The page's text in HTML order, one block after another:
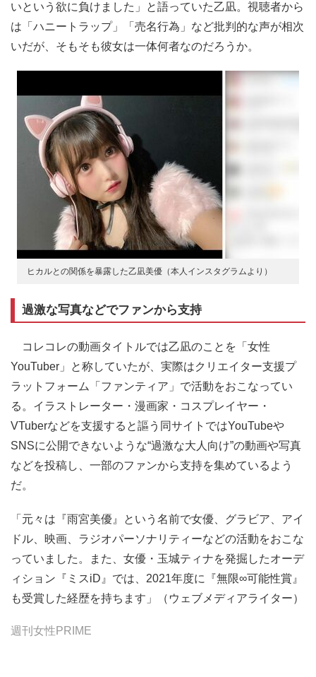
いという欲に負けました」と語っていた乙凪。視聴者から
は「ハニートラップ」「売名行為」など批判的な声が相次
いだが、そもそも彼女は一体何者なのだろうか。
ヒカルとの関係を暴露した乙凪美優（本人インスタグラムより）
過激な写真などでファンから支持
コレコレの動画タイトルでは乙凪のことを「女性
YouTuber」と称していたが、実際はクリエイター支援プ
ラットフォーム「ファンティア」で活動をおこなってい
る。イラストレーター・漫画家・コスプレイヤー・
VTuberなどを支援すると謳う同サイトではYouTubeや
SNSに公開できないような“過激な大人向け”の動画や写真
などを投稿し、一部のファンから支持を集めているよう
だ。
「元々は『雨宮美優』という名前で女優、グラビア、アイ
ドル、映画、ラジオパーソナリティーなどの活動をおこな
っていました。また、女優・玉城ティナを発掘したオーデ
ィション『ミスiD』では、2021年度に『無限∞可能性賞』
も受賞した経歴を持ちます」（ウェブメディアライター）
週刊女性PRIME